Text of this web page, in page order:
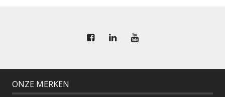
ONZE MERKEN